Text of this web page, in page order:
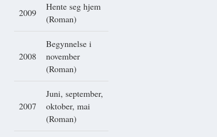
2009
Hente seg hjem
(Roman)
2008
Begynnelse i
november
(Roman)
2007
Juni, september,
oktober, mai
(Roman)